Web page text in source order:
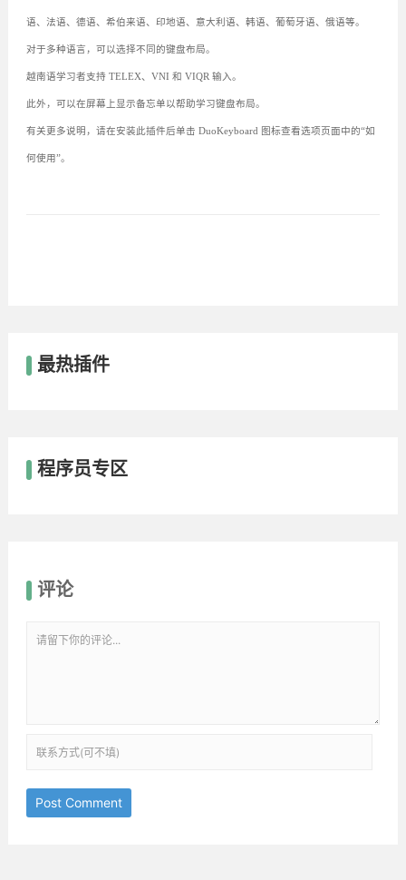
语、法语、德语、希伯来语、印地语、意大利语、韩语、葡萄牙语、俄语等。
对于多种语言，可以选择不同的键盘布局。
越南语学习者支持 TELEX、VNI 和 VIQR 输入。
此外，可以在屏幕上显示备忘单以帮助学习键盘布局。
有关更多说明，请在安装此插件后单击 DuoKeyboard 图标查看选项页面中的“如
何使用”。
最热插件
程序员专区
评论
Post Comment